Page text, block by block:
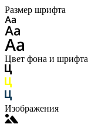
Размер шрифта
Цвет фона и шрифта
Изображения